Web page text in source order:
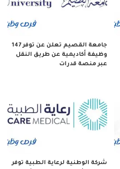
جامعة القصيم تعلن عن توفر 147
وظيفة أكاديمية عن طريق النقل
عبر منصة قدرات
شركة الوطنية لرعاية الطبية توفر